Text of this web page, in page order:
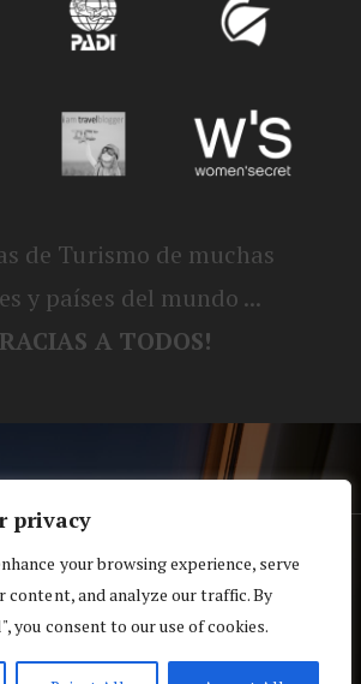
privacy
your browsing experience, serve
content, and analyze our traffic. By
you consent to our use of cookies.
de Turismo de muchas
y países del mundo ...
A TODOS!
de Alex, Nerea, Turbo y
de privacidad y cookies
Top